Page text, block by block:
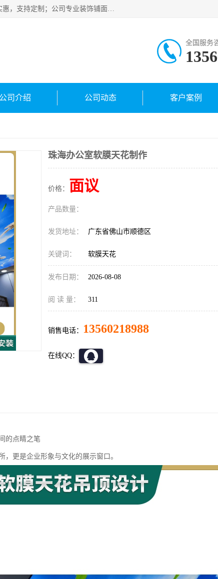
佛山朗鑫装饰工程有限公司主营软膜天花，软膜天花灯箱，卡布灯箱，张拉膜等产品，价格实惠，支持定制；公司专业装饰铺面，家居，会展特装，软膜等工程，技能精良人员，安装快、价格合理，质量保证、热诚与各方有识人士合作，欢迎新老客户来电咨询。
全国服务
公司介绍 公司动态 客户案例
珠海办公室软膜天花制作
价格： 面议
产品数量：
发货地址： 广东省佛山市顺德区
关键词： 软膜天花
发布日期： 2026-08-08
阅 读 量： 311
销售电话： 13560218988
在线QQ：
的点睛之笔
更是企业形象与文化的展示窗口。